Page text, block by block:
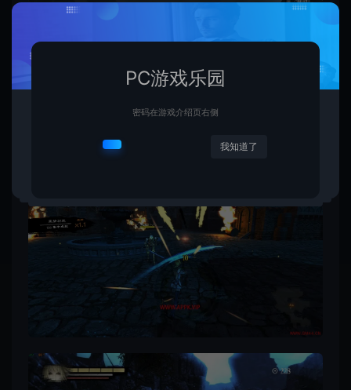
PC游戏乐园
密码在游戏介绍页右侧
我知道了